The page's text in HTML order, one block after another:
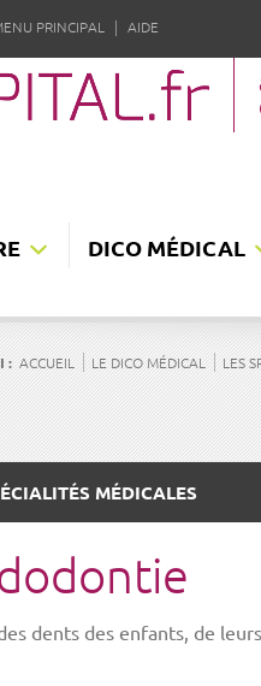
PRINCIPAL AIDE
DICO MÉDICAL
: ACCUEIL LE DICO MÉDICAL LES
MÉDICALES
dents des enfants, de